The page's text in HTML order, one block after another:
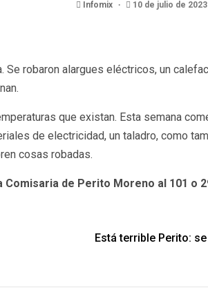
Infomix 10 de julio de 2023
robaron alargues eléctricos, un
que existan. Esta semana
de electricidad, un taladro, como
cosas robadas.
de Perito Moreno al 101 o
Está terrible Perito: